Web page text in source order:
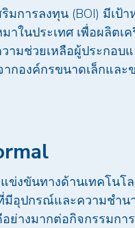
มการลงทุน (BOI) มีเ
าในประเทศ เพื่อผลิต
ามช่วยเหลือผู้ประกอ
องค์กรขนาดเล็กและ
ข่งขันทางด้านเทคโน
อุปกรณ์และความชำน
ย่างมากต่อกิจกรรมก